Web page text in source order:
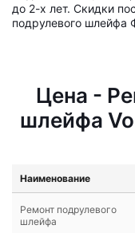
до 2-х лет. Скидки
подрулевого шлейфа
Цена -
шлейфа
Наименование
Ремонт подрулевого
шлейфа